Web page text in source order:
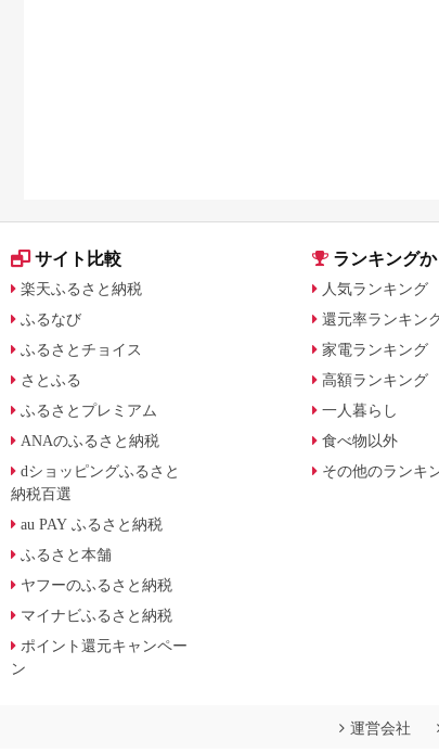
サイト比較
楽天ふるさと納税
ふるなび
ふるさとチョイス
さとふる
ふるさとプレミアム
ANAのふるさと納税
dショッピングふるさと
納税百選
au PAY ふるさと納税
ふるさと本舗
ヤフーのふるさと納税
マイナビふるさと納税
ポイント還元キャンペー
ン
ランキング
人気ランキング
還元率ランキン
家電ランキング
高額ランキング
一人暮らし
食べ物以外
その他のランキ
運営会社